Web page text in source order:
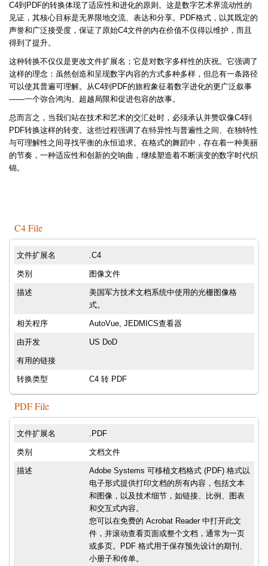
C4到PDF的转换体现了适应性和进化的原则。这是数字艺术界流动性的
见证，其核心目标是无界限地交流、表达和分享。PDF格式，以其既定的
声誉和广泛接受度，保证了原始C4文件的内在价值不仅得以维护，而且
得到了提升。
这种转换不仅仅是更改文件扩展名；它是对数字多样性的庆祝。它强调了
这样的理念：虽然创造和呈现数字内容的方式多种多样，但总有一条路径
可以使其普遍可理解。从C4到PDF的旅程象征着数字进化的更广泛叙事
——一个弥合鸿沟、超越局限和促进包容的故事。
总而言之，当我们站在技术和艺术的交汇处时，必须承认并赞叹像C4到
PDF转换这样的转变。这些过程强调了在特异性与普遍性之间、在独特性
与可理解性之间寻找平衡的永恒追求。在格式的舞蹈中，存在着一种美丽
的节奏，一种适应性和创新的交响曲，继续塑造着不断演变的数字时代织
锦。
C4 File
文件扩展名 .C4
类别 图像文件
描述
美国军方技术文档系统中使用的光栅图像格
式。
相关程序 AutoVue, JEDMICS查看器
由开发 US DoD
有用的链接
转换类型 C4 转 PDF
PDF File
文件扩展名 .PDF
类别 文档文件
描述
Adobe Systems 可移植文档格式 (PDF) 格式以
电子形式提供打印文档的所有内容，包括文本
和图像，以及技术细节，如链接、比例、图表
和交互式内容。
您可以在免费的 Acrobat Reader 中打开此文
件，并滚动查看页面或整个文档，通常为一页
或多页。PDF 格式用于保存预先设计的期刊、
小册子和传单。